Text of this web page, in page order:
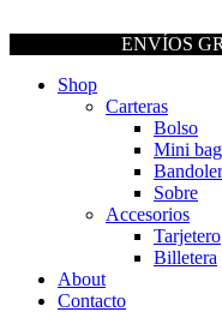
ENVÍOS
Shop
Carteras
Bolso
Mini bag
Sobre
Accesorios
Tarjetero
Billetera
About
Contacto